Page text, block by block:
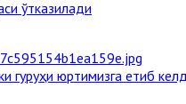
ўтказилади
гуруҳи юртимизга етиб